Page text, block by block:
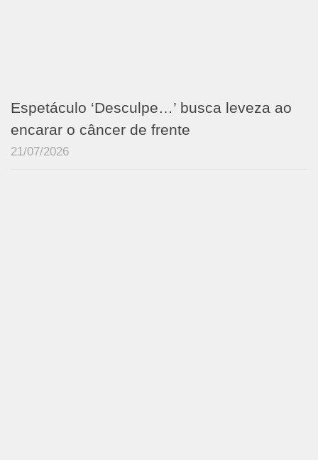
Espetáculo ‘Desculpe…’ busca leveza ao
encarar o câncer de frente
21/07/2026